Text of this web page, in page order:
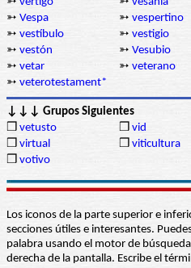
➳ Vespa ➳ vespertino
➳ vestíbulo ➳ vestigio
➳ vestón ➳ Vesubio
➳ vetar ➳ veterano
➳ veterotestament*
↓↓↓ Grupos Siguientes
❒ vetusto ❒ vid
❒ virtual ❒ viticultura
❒ votivo
Los iconos de la parte superior e
secciones útiles e interesantes.
palabra usando el motor de
derecha de la pantalla. Escribe el